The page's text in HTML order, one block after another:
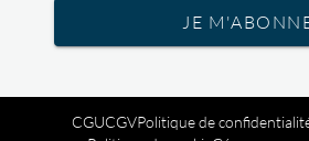
JE
CGUCGVPolitique de